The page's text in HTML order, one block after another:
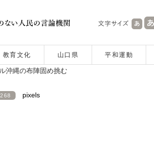
教育文化 山口県 平和運動
沖縄の布陣固め挑む
pixels